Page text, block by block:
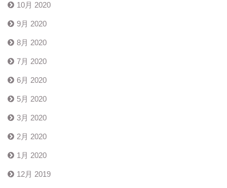
10月 2020
9月 2020
8月 2020
7月 2020
6月 2020
5月 2020
3月 2020
2月 2020
1月 2020
12月 2019